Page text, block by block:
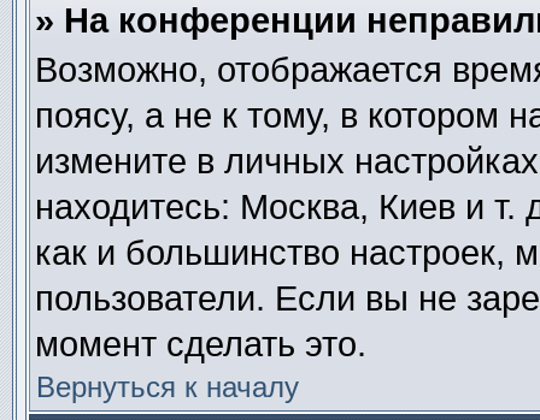
» На конференции
Возможно, отображается
поясу, а не к тому, в котором
измените в личных
находитесь: Москва, Киев и т.
как и большинство настроек,
пользователи. Если вы не
момент сделать это.
Вернуться к началу